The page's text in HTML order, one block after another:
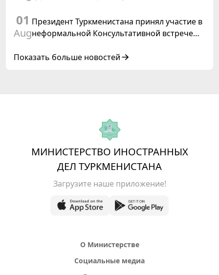
сотрудничества «Центральная Азия –
Республика Корея»
01
Aug
Президент Туркменистана принял участие в
неформальной Консультативной встрече
Азербайджанской Республики
Показать больше новостей
МИНИСТЕРСТВО ИНОСТРАННЫХ
ДЕЛ ТУРКМЕНИСТАНА
Загрузите наше приложение!
О Министерстве
Социальные медиа